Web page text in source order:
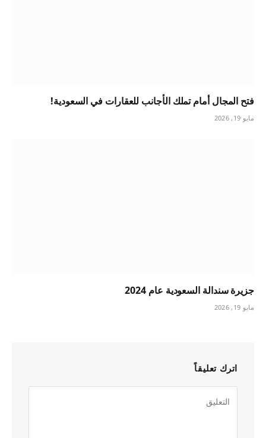
فتح المجال أمام تملك الأجانب للعقارات في السعودية!
مايو 19, 2026
جزيرة سندالة السعودية عام 2024
مايو 19, 2026
اترك تعليقاً